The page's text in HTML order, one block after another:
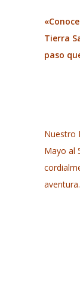
Tierra
paso
Nuestro
Mayo al